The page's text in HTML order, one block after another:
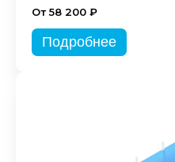
От 58 200 ₽
Подробнее